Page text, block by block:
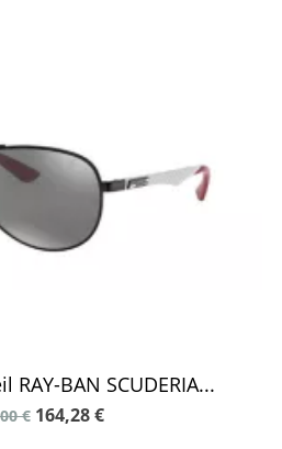
RAY-BAN SCUDERIA...
€ 164,28 €